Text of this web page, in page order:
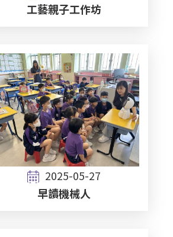
工藝親子工作坊
2025-05-27
早讀機械人